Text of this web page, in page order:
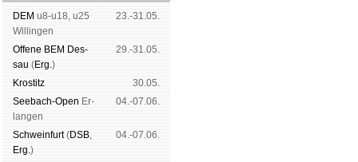
DEM u8-u18, u25
Wil­lin­gen
23.-31.05.
Offene BEM Des­
sau (Erg.)
29.-31.05.
Kros­titz
30.05.
See­bach-Open Er­
lan­gen
04.-07.06.
Schwein­furt(DSB,
Erg.)
04.-07.06.